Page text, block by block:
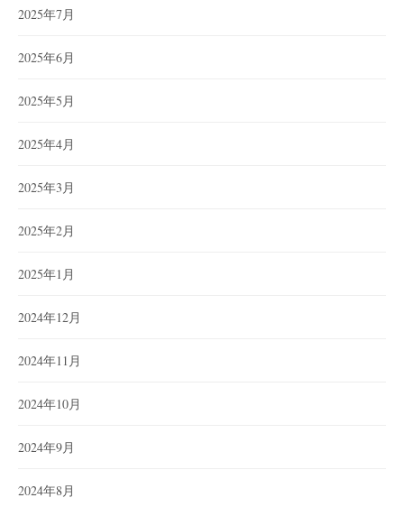
2025年7月
2025年6月
2025年5月
2025年4月
2025年3月
2025年2月
2025年1月
2024年12月
2024年11月
2024年10月
2024年9月
2024年8月